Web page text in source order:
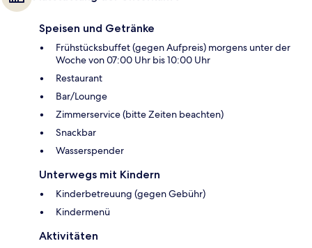
Speisen und Getränke
Frühstücksbuffet (gegen Aufpreis) morgens unter der
Woche von 07:00 Uhr bis 10:00 Uhr
Restaurant
Bar/Lounge
Zimmerservice (bitte Zeiten beachten)
Snackbar
Wasserspender
Unterwegs mit Kindern
Kinderbetreuung (gegen Gebühr)
Kindermenü
Aktivitäten